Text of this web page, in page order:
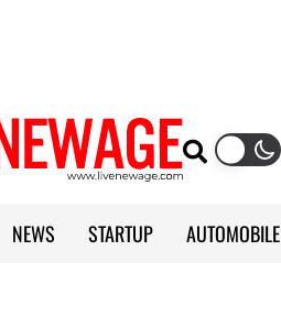
NEWS STARTUP AUTOMOBILE